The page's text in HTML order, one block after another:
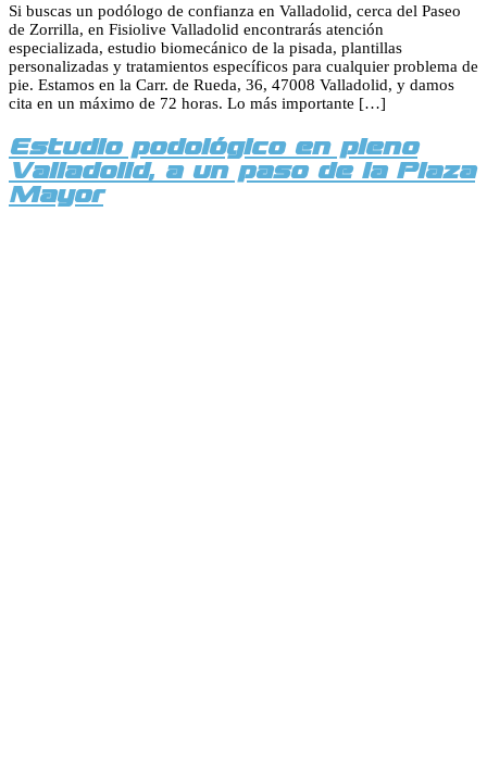
Si buscas un podólogo de confianza en Valladolid, cerca del Paseo
de Zorrilla, en Fisiolive Valladolid encontrarás atención
especializada, estudio biomecánico de la pisada, plantillas
personalizadas y tratamientos específicos para cualquier problema de
pie. Estamos en la Carr. de Rueda, 36, 47008 Valladolid, y damos
cita en un máximo de 72 horas. Lo más importante […]
Estudio podológico en pleno
Valladolid, a un paso de la Plaza
Mayor